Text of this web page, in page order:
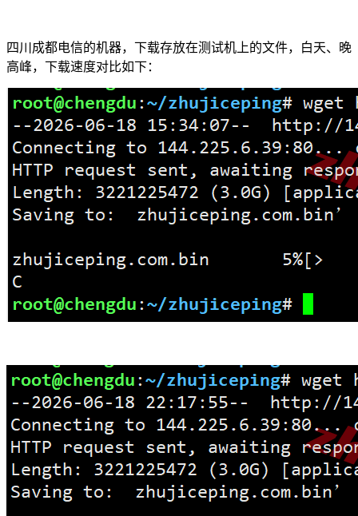
四川成都电信的机器，下载存放在测试机上的文件，白天、晚
高峰，下载速度对比如下：